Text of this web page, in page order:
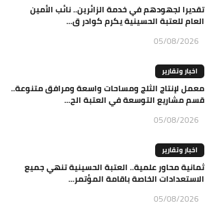
تقديرا لجهودهم في خدمة الزائرين.. نائب الأمين
العام للعتبة الحسينية يكرم كوادر ق...
05/08/2026
اخبار وتقارير
معمل لإنتاج الثلج ومساحات واسعة ومرافق متنوعة..
قسم مشاريع التوسعة في العتبة الح...
05/08/2026
اخبار وتقارير
ثمانية محاور علمية.. العتبة الحسينية تنهي جميع
الاستعدادات الخاصة باقامة المؤتمر...
05/08/2026